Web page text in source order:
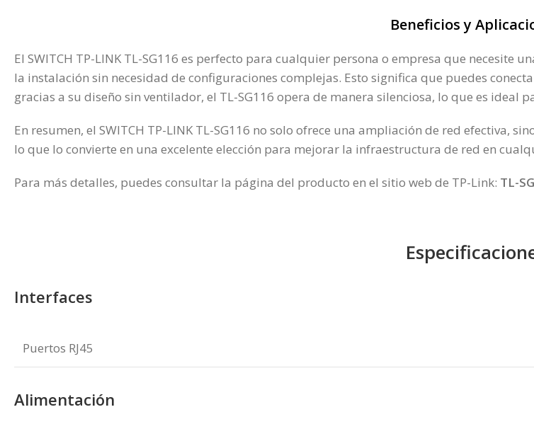
Beneficios y
El SWITCH TP-LINK TL-SG116 es perfecto para cualquier persona o empresa que
la instalación sin necesidad de configuraciones complejas. Esto significa que puedes
gracias a su diseño sin ventilador, el TL-SG116 opera de manera silenciosa, lo que es ideal
En resumen, el SWITCH TP-LINK TL-SG116 no solo ofrece una ampliación de red
lo que lo convierte en una excelente elección para mejorar la infraestructura de red en
Para más detalles, puedes consultar la página del producto en el sitio web de TP-Link: TL-
Interfaces
Puertos RJ45
Alimentación